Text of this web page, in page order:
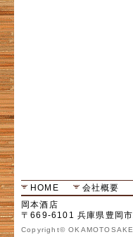
HOME 会社概要
岡本酒店
〒669-6101 兵庫県豊岡
Copyright©